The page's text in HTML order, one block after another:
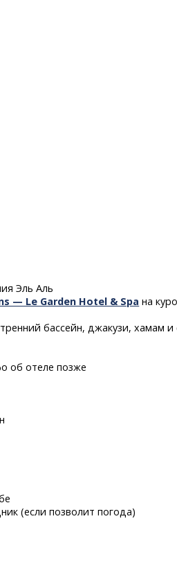
Эль Аль
— Le Garden Hotel & Spa на
бассейн, джакузи, хамам и
об отеле позже
(если позволит погода)